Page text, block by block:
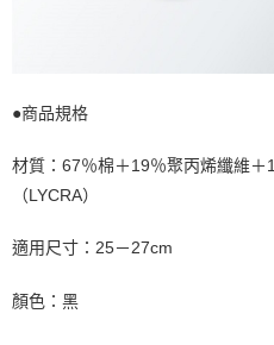
●商品規格
材質：67％棉＋19％聚丙烯纖維
（LYCRA）
適用尺寸：25－27cm
顏色：黑